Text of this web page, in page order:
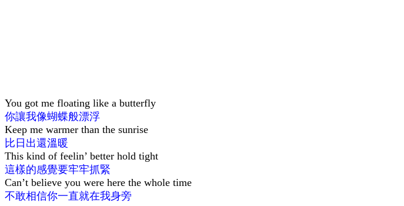
You got me floating like a butterfly
你讓我像蝴蝶般漂浮
Keep me warmer than the sunrise
比日出還溫暖
This kind of feelin’ better hold tight
這樣的感覺要牢牢抓緊
Can’t believe you were here the whole time
不敢相信你一直就在我身旁